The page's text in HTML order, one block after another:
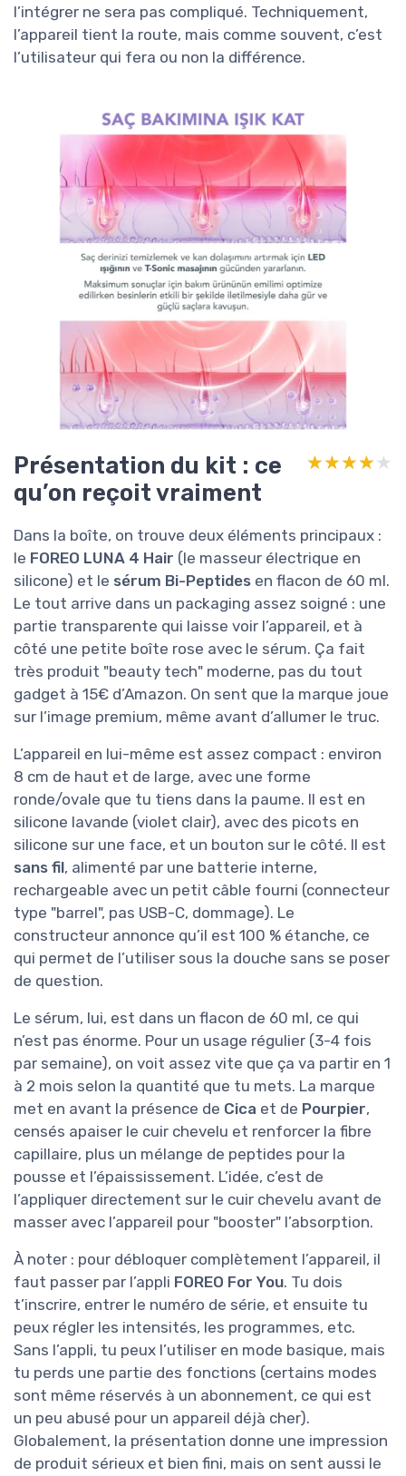
l’intégrer ne sera pas compliqué. Techniquement,
l’appareil tient la route, mais comme souvent, c’est
l’utilisateur qui fera ou non la différence.
Présentation du kit : ce
qu’on reçoit vraiment
★★★★★
★★★★★
Dans la boîte, on trouve deux éléments principaux :
le FOREO LUNA 4 Hair (le masseur électrique en
silicone) et le sérum Bi-Peptides en flacon de 60 ml.
Le tout arrive dans un packaging assez soigné : une
partie transparente qui laisse voir l’appareil, et à
côté une petite boîte rose avec le sérum. Ça fait
très produit "beauty tech" moderne, pas du tout
gadget à 15€ d’Amazon. On sent que la marque joue
sur l’image premium, même avant d’allumer le truc.
L’appareil en lui-même est assez compact : environ
8 cm de haut et de large, avec une forme
ronde/ovale que tu tiens dans la paume. Il est en
silicone lavande (violet clair), avec des picots en
silicone sur une face, et un bouton sur le côté. Il est
sans fil, alimenté par une batterie interne,
rechargeable avec un petit câble fourni (connecteur
type "barrel", pas USB-C, dommage). Le
constructeur annonce qu’il est 100 % étanche, ce
qui permet de l’utiliser sous la douche sans se poser
de question.
Le sérum, lui, est dans un flacon de 60 ml, ce qui
n’est pas énorme. Pour un usage régulier (3-4 fois
par semaine), on voit assez vite que ça va partir en 1
à 2 mois selon la quantité que tu mets. La marque
met en avant la présence de Cica et de Pourpier,
censés apaiser le cuir chevelu et renforcer la fibre
capillaire, plus un mélange de peptides pour la
pousse et l’épaississement. L’idée, c’est de
l’appliquer directement sur le cuir chevelu avant de
masser avec l’appareil pour "booster" l’absorption.
À noter : pour débloquer complètement l’appareil, il
faut passer par l’appli FOREO For You. Tu dois
t’inscrire, entrer le numéro de série, et ensuite tu
peux régler les intensités, les programmes, etc.
Sans l’appli, tu peux l’utiliser en mode basique, mais
tu perds une partie des fonctions (certains modes
sont même réservés à un abonnement, ce qui est
un peu abusé pour un appareil déjà cher).
Globalement, la présentation donne une impression
de produit sérieux et bien fini, mais on sent aussi le